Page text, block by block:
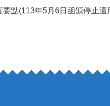
點(113年5月6日函頒停止適